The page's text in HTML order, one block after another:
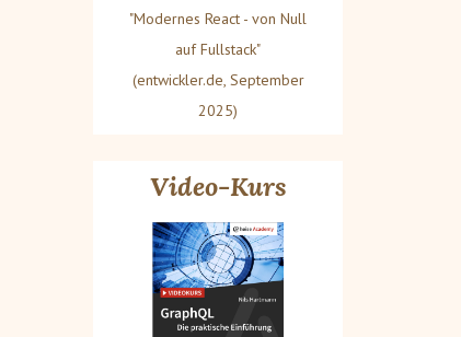
"Modernes React - von Null
auf Fullstack"
(entwickler.de, September
2025)
Video-Kurs